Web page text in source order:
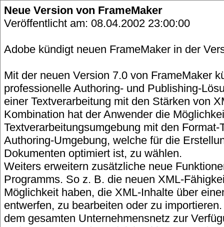
Neue Version von FrameMaker
Veröffentlicht am: 08.04.2002 23:00:00
Adobe kündigt neuen FrameMaker in der
Mit der neuen Version 7.0 von FrameMaker
professionelle Authoring- und Publishing-
einer Textverarbeitung mit den Stärken von
Kombination hat der Anwender die
Textverarbeitungsumgebung mit den
Authoring-Umgebung, welche für die
Dokumenten optimiert ist, zu wählen.
Weiters erweitern zusätzliche neue
Programms. So z. B. die neuen XML-
Möglichkeit haben, die XML-Inhalte über
entwerfen, zu bearbeiten oder zu
dem gesamten Unternehmensnetz zur